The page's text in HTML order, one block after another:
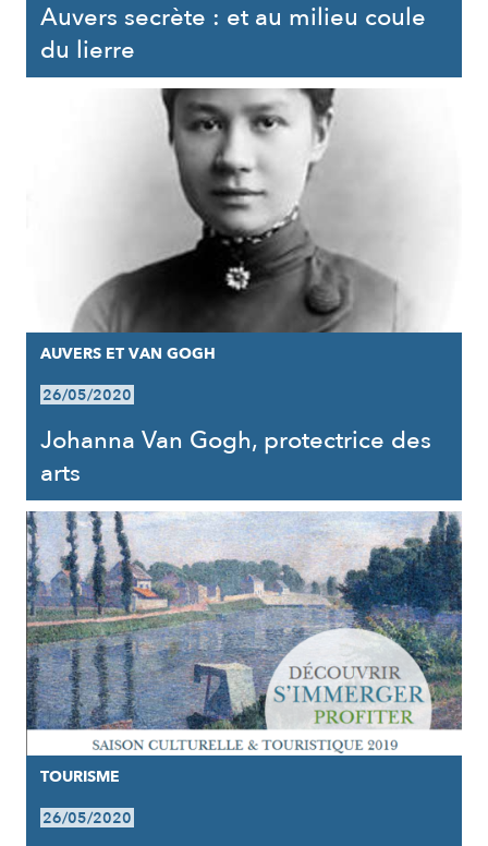
Auvers secrète : et au milieu coule
du lierre
AUVERS ET VAN GOGH
26/05/2020
Johanna Van Gogh, protectrice des
arts
TOURISME
26/05/2020